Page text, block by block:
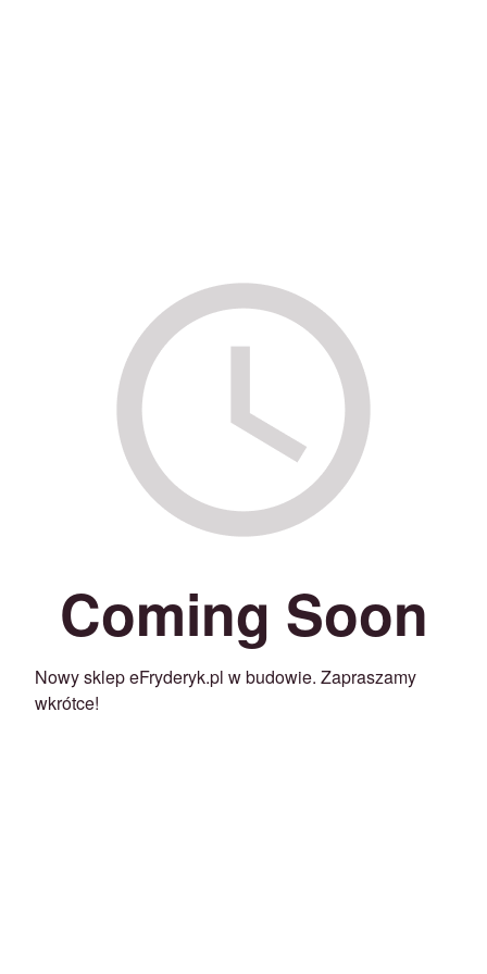
Coming Soon
Nowy sklep eFryderyk.pl w budowie. Zapraszamy
wkrótce!